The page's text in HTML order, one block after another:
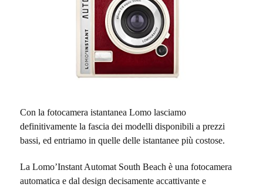
Con la fotocamera istantanea Lomo lasciamo
definitivamente la fascia dei modelli disponibili a prezzi
bassi, ed entriamo in quelle delle istantanee più costose.
La Lomo’Instant Automat South Beach è una fotocamera
automatica e dal design decisamente accattivante e